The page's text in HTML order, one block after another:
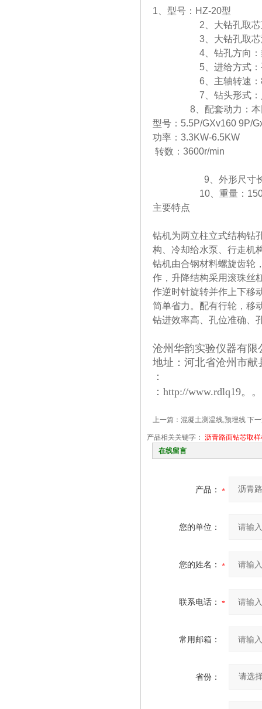
1 、型号： HZ-20型
2 、大钻孔取
3 、大钻孔取
4 、钻孔方向
5 、进给方式
6 、主轴转速：
7 、钻头形式
8 、配套动力：
型号： 5.5P/GXv160 9P/
功率： 3.3KW-6.5KW
转数： 3600r/min
9 、外形尺寸
10 、重量：
主要特点
钻机为两立柱立式结构钻
构、冷却给水泵、行走机
钻机由合钢材料螺旋齿轮
作，升降结构采用滚珠丝
作逆时针旋转并作上下移
简单省力。配有行轮，移
钻进效率高、孔位准确、
沧州华韵实验仪器有
地址：河北省沧州市献
：
：http://www.rdlq19。
上一篇： 混凝土测温线,预埋线 下
产品相关关键字： 沥青路面钻芯取
在线留言
产品：
您的单位：
您的姓名：
联系电话：
常用邮箱：
省份：